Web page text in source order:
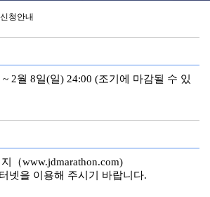
청안내
2월 8일(일) 24:00 (조기에 마감될 수 있
（www.jdmarathon.com)
넷을 이용해 주시기 바랍니다.